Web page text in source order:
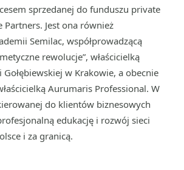
sprzedanej do funduszu private
Partners. Jest ona również
Semilac, współprowadzącą
rewolucje”, właścicielką
w Krakowie, a obecnie
Aurumaris Professional. W
do klientów biznesowych
edukację i rozwój sieci
i za granicą.